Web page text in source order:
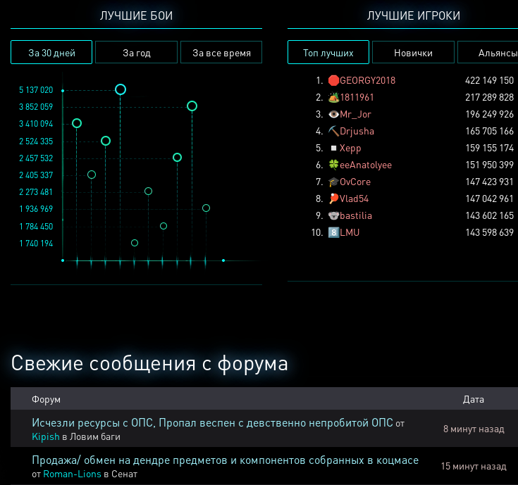
ЛУЧШИЕ БОИ
За 30 дней За год За все время
1 936 969
3 852 059
2 457 532
1 784 450
2 273 481
1 740 194
5 137 020
2 524 335
2 405 337
3 410 094
ЛУЧШИЕ ИГРОКИ
Топ лучших Новички Альянсы
1. 🛑GEORGY2018
422 149 150
2. 🏕️1811961
217 289 828
3. 👁️Mr_Jor
196 249 926
4. ⛏️ Drjusha
165 705 166
5.
◽ Xepp
159 155 174
6. 🍀eeAnatolyee
151 950 399
7. 🎓OvCore
147 423 931
8.
🏓Vlad54
147 042 961
9. 🐨bastilia
143 602 165
10. 8️⃣LMU 143 598 639
Свежие сообщения с форума
Форум Дата
Исчезли ресурсы с ОПС, Пропал веспен с девственно непробитой ОПС от
Kipish в Ловим баги
8 минут назад
Продажа/ обмен на дендре предметов и компонентов собранных в коцмасе
от Roman-Lions в Сенат
15 минут назад